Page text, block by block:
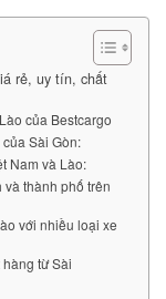
rẻ, uy tín, chất
của Bestcargo
Sài Gòn:
Nam và Lào:
thành phố trên
với nhiều loại xe
từ Sài